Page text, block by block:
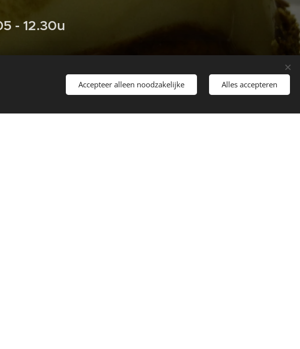
- 12.30u
- 13.00u
:= zoals altijd: tijdens onze openingsuren
Accepteer alleen noodzakelijke Alles accepteren